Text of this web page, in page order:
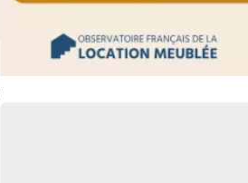
Retour de pêche : des obligations
FLASH 30 juillet 2026
Facturation électronique : les plateformes